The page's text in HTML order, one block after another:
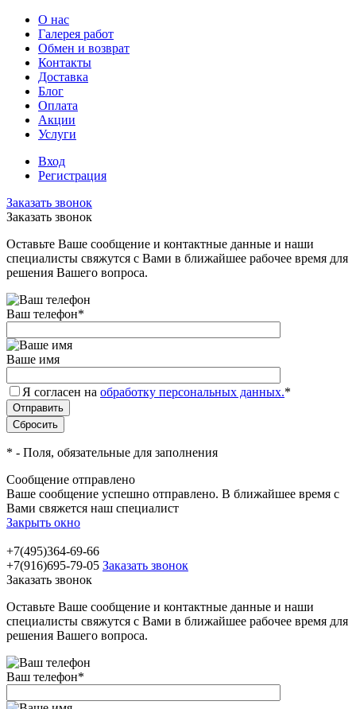
О нас
Галерея работ
Обмен и возврат
Контакты
Доставка
Блог
Оплата
Акции
Услуги
Вход
Регистрация
Заказать звонок
Заказать звонок
Оставьте Ваше сообщение и контактные данные и наши
специалисты свяжутся с Вами в ближайшее рабочее время для
решения Вашего вопроса.
Ваш телефон*
Ваше имя
Я согласен на обработку персональных данных.*
* - Поля, обязательные для заполнения
Сообщение отправлено
Ваше сообщение успешно отправлено. В ближайшее время с
Вами свяжется наш специалист
Закрыть окно
+7(495)364-69-66
+7(916)695-79-05 Заказать звонок
Заказать звонок
Оставьте Ваше сообщение и контактные данные и наши
специалисты свяжутся с Вами в ближайшее рабочее время для
решения Вашего вопроса.
Ваш телефон*